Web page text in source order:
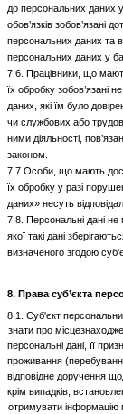
до персональних даних
обов’язків зобов’язані
персональних даних та
персональних даних у
7.6. Працівники, що
їх обробку зобов’язані
даних, які їм було
чи службових або
ними діяльності,
законом.
7.7.Особи, що мають
їх обробку у разі
даних» несуть
7.8. Персональні дані не
якої такі дані
визначеного згодою
8. Права суб’єкта
8.1. Суб'єкт
знати про
персональні дані, її
проживання
відповідне доручення
крім випадків,
отримувати інформацію